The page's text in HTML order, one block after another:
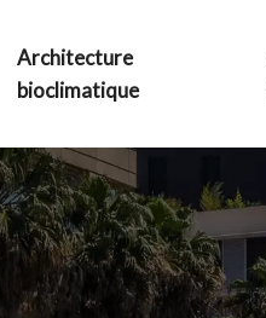
Architecture
bioclimatique